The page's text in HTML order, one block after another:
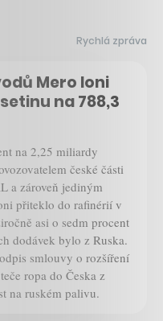
Rychlá zpráva
Mero loni
na 788,3
na 2,25 miliardy
české části
a zároveň jediným
přiteklo do rafinérií v
asi o sedm procent
dodávek bylo z Ruska.
smlouvy o rozšíření
ropa do Česka z
na ruském palivu.